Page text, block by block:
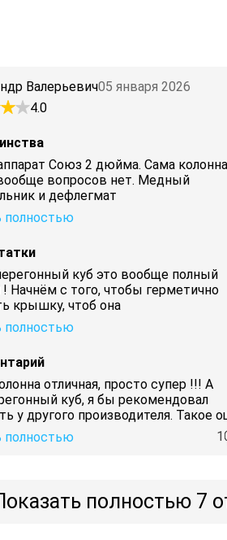
Валерьевич05 января 2026
4.0
Союз 2 дюйма. Сама колонна
вопросов нет. Медный
и дефлегмат
полностью
куб это вообще полный
! Начнём с того, чтобы герметично
крышку, чтоб она
полностью
отличная, просто супер !!! А
куб, я бы рекомендовал
у другого производителя. Такое
полностью
1
полностью 7